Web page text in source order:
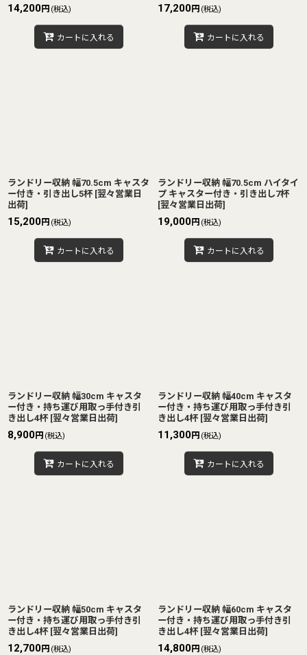
14,200円 (税込)
カートに入れる
17,200円 (税込)
カートに入れる
ランドリー収納 幅70.5cm キャスタ
ー付き・引き出し5杯 [翌々営業日
出荷]
15,200円 (税込)
カートに入れる
ランドリー収納 幅70.5cm ハイタイ
プ キャスター付き・引き出し7杯
[翌々営業日出荷]
19,000円 (税込)
カートに入れる
ランドリー収納 幅30cm キャスタ
ー付き・持ち運び用取っ手付き引
き出し4杯 [翌々営業日出荷]
8,900円 (税込)
カートに入れる
ランドリー収納 幅40cm キャスタ
ー付き・持ち運び用取っ手付き引
き出し4杯 [翌々営業日出荷]
11,300円 (税込)
カートに入れる
ランドリー収納 幅50cm キャスタ
ー付き・持ち運び用取っ手付き引
き出し4杯 [翌々営業日出荷]
12,700円 (税込)
ランドリー収納 幅60cm キャスタ
ー付き・持ち運び用取っ手付き引
き出し4杯 [翌々営業日出荷]
14,800円 (税込)